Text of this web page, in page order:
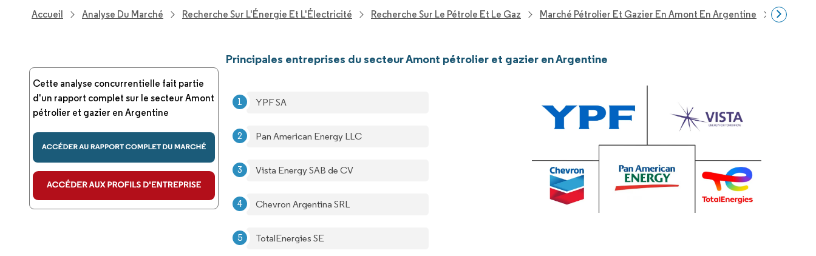
Accueil Analyse Du Marché Recherche Sur L'Énergie Et L'Électricité Recherche Sur Le Pétrole Et Le Gaz Marché Pétrolier Et Gazier En Amont En Argentine
Cette analyse concurrentielle fait partie
d'un rapport complet sur le secteur Amont
pétrolier et gazier en Argentine
Principales entreprises du secteur Amont pétrolier et gazier en Argentine
YPF SA
Pan American Energy LLC
Vista Energy SAB de CV
Chevron Argentina SRL
TotalEnergies SE